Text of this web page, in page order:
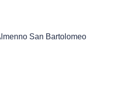
San Bartolomeo